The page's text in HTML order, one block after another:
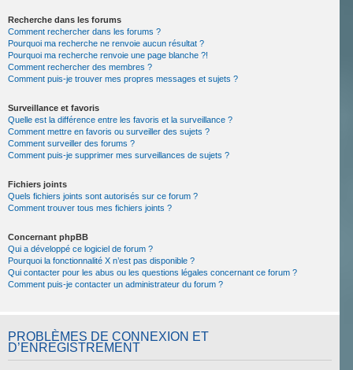
Recherche dans les forums
Comment rechercher dans les forums ?
Pourquoi ma recherche ne renvoie aucun résultat ?
Pourquoi ma recherche renvoie une page blanche ?!
Comment rechercher des membres ?
Comment puis-je trouver mes propres messages et sujets ?
Surveillance et favoris
Quelle est la différence entre les favoris et la surveillance ?
Comment mettre en favoris ou surveiller des sujets ?
Comment surveiller des forums ?
Comment puis-je supprimer mes surveillances de sujets ?
Fichiers joints
Quels fichiers joints sont autorisés sur ce forum ?
Comment trouver tous mes fichiers joints ?
Concernant phpBB
Qui a développé ce logiciel de forum ?
Pourquoi la fonctionnalité X n’est pas disponible ?
Qui contacter pour les abus ou les questions légales concernant ce forum ?
Comment puis-je contacter un administrateur du forum ?
PROBLÈMES DE CONNEXION ET
D’ENREGISTREMENT